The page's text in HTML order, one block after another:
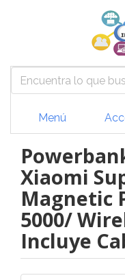
Menú
Xiaomi
Magnetic
5000/
Incluye